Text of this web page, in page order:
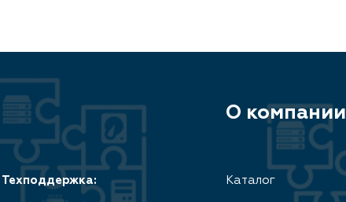
Техподдержка:
О компании
Каталог